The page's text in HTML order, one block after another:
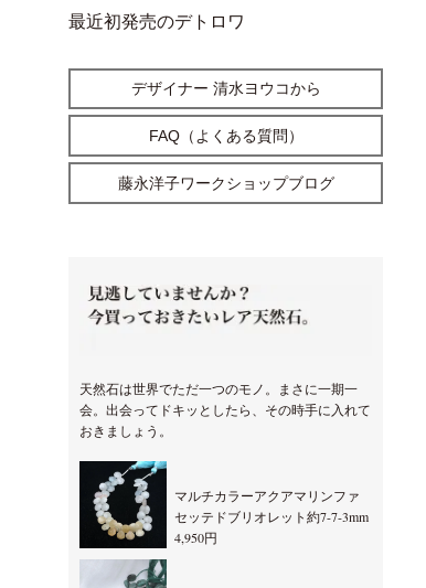
最近初発売のデトロワ
デザイナー 清水ヨウコから
FAQ（よくある質問）
藤永洋子ワークショップブログ
天然石は世界でただ一つのモノ。まさに一期一
会。出会ってドキッとしたら、その時手に入れて
おきましょう。
マルチカラーアクアマリンファ
セッテドブリオレット約7-7-3mm
4,950円